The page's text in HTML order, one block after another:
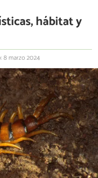
hábitat y
8 marzo 2024